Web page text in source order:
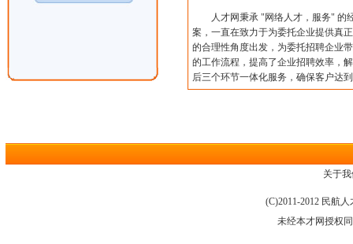
人才网秉承 "网络人才，服务" 的
案，一直在致力于为委托企业提供真
的合理性角度出发，为委托招聘企业
的工作流程，提高了企业招聘效率，
后三个环节一体化服务，确保客户达
关于
(C)2011-2012 民航
未经本才网授权